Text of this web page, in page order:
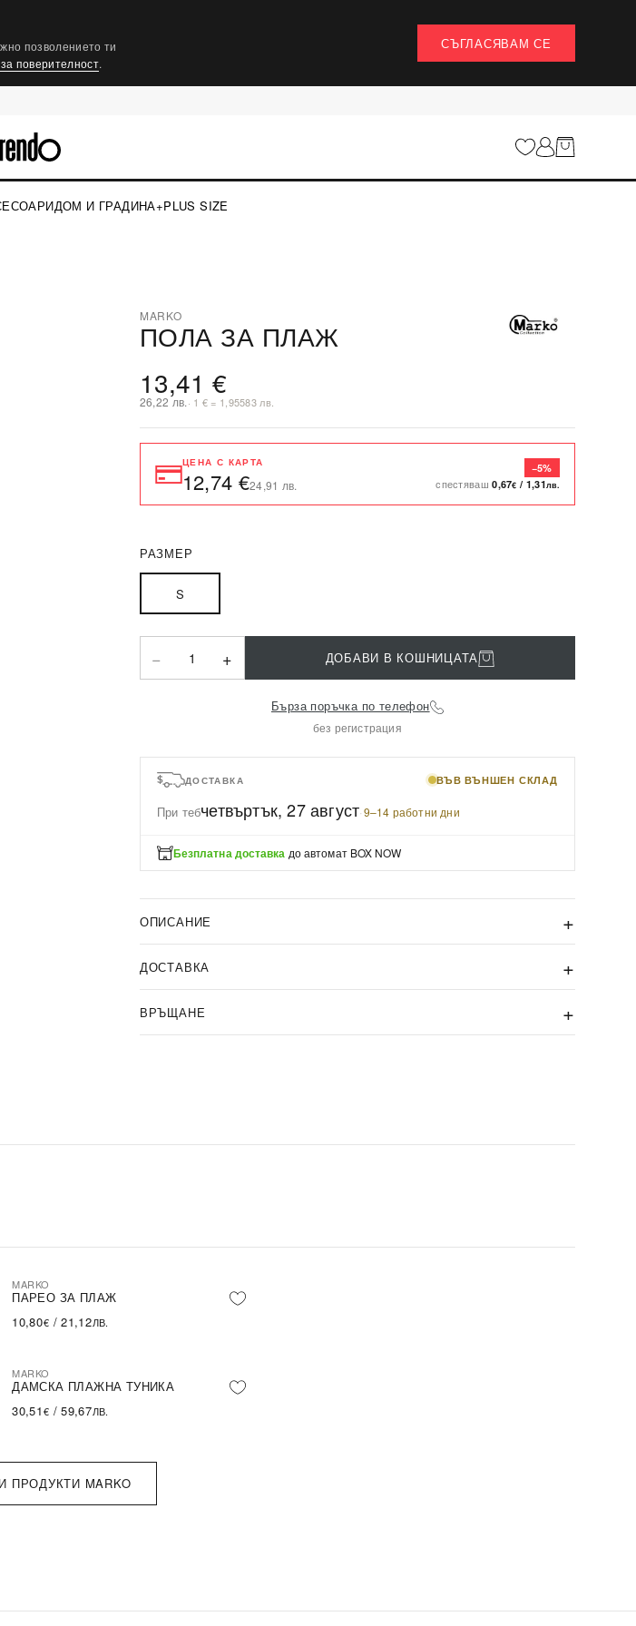
позволението ти
поверителност.
СЪГЛАСЯВАМ СЕ
ДОМ И ГРАДИНА+PLUS SIZE
MARKO
ПОЛА ЗА ПЛАЖ
13,41 €
26,22 лв.· 1 € = 1,95583 лв.
ЦЕНА С КАРТА
12,74 €24,91 лв.
−5%
спестяваш0,67€ / 1,31лв.
РАЗМЕР
S
− 1 + ДОБАВИ В КОШНИЦАТА
Бърза поръчка по телефон
без регистрация
ДОСТАВКА ВЪВ ВЪНШЕН СКЛАД
При тебчетвъртък, 27 август·9–14 работни дни
Безплатна доставка до автомат BOX NOW
ОПИСАНИЕ
ДОСТАВКА
ВРЪЩАНЕ
MARKO
ПАРЕО ЗА ПЛАЖ
10,80€ /21,12ЛВ.
MARKO
ДАМСКА ПЛАЖНА ТУНИКА
30,51€ /59,67ЛВ.
ПРОДУКТИ MARKO